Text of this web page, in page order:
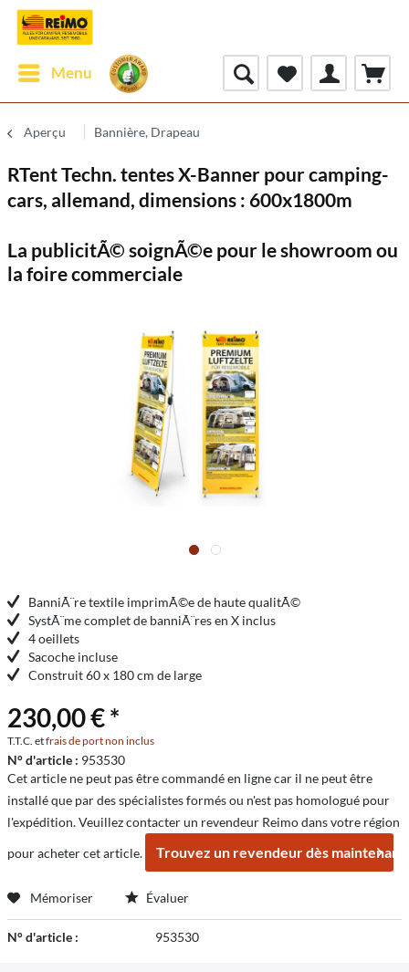
Menu
Aperçu Bannière, Drapeau
RTent Techn. tentes X-Banner pour camping-
cars, allemand, dimensions : 600x1800m
La publicitÃ© soignÃ©e pour le showroom ou
la foire commerciale
BanniÃ¨re textile imprimÃ©e de haute qualitÃ©
SystÃ¨me complet de banniÃ¨res en X inclus
4 oeillets
Sacoche incluse
Construit 60 x 180 cm de large
230,00 € *
T.T.C. etfrais de port non inclus
N° d'article : 953530
Cet article ne peut pas être commandé en ligne car il ne peut être
installé que par des spécialistes formés ou n'est pas homologué pour
l'expédition. Veuillez contacter un revendeur Reimo dans votre région
pour acheter cet article.
Trouvez un revendeur dès maintenant
Mémoriser Évaluer
N° d'article : 953530